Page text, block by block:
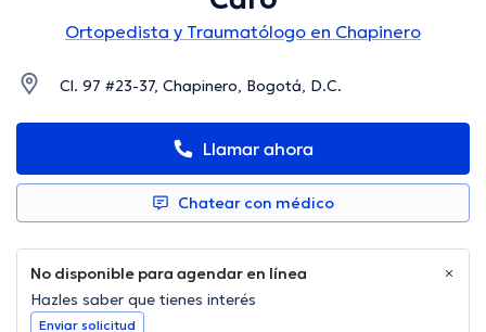
Ortopedista y Traumatólogo en Chapinero
Cl. 97 #23-37, Chapinero, Bogotá, D.C.
Llamar ahora
Chatear con médico
No disponible para agendar en línea
Hazles saber que tienes interés
Enviar solicitud